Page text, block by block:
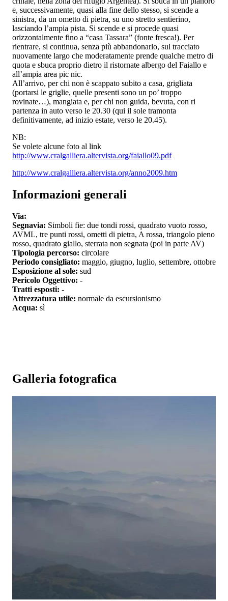
e, successivamente, quasi alla fine dello stesso, si scende a
sinistra, da un ometto di pietra, su uno stretto sentierino,
lasciando l’ampia pista. Si scende e si procede quasi
orizzontalmente fino a “casa Tassara” (fonte fresca!). Per
rientrare, si continua, senza più abbandonarlo, sul tracciato
nuovamente largo che moderatamente prende qualche metro di
quota e sbuca proprio dietro il ristornate albergo del Faiallo e
all’ampia area pic nic.
All’arrivo, per chi non è scappato subito a casa, grigliata
(portarsi le griglie, quelle presenti sono un po’ troppo
rovinate…), mangiata e, per chi non guida, bevuta, con ri
partenza in auto verso le 20.30 (qui il sole tramonta
definitivamente, ad inizio estate, verso le 20.45).
NB:
Se volete alcune foto al link
http://www.cralgalliera.altervista.org/faiallo09.pdf
http://www.cralgalliera.altervista.org/anno2009.htm
Informazioni generali
Via:
Segnavia: Simboli fie: due tondi rossi, quadrato vuoto rosso,
AVML, tre punti rossi, ometti di pietra, A rossa, triangolo pieno
rosso, quadrato giallo, sterrata non segnata (poi in parte AV)
Tipologia percorso: circolare
Periodo consigliato: maggio, giugno, luglio, settembre, ottobre
Esposizione al sole: sud
Pericolo Oggettivo: -
Tratti esposti: -
Attrezzatura utile: normale da escursionismo
Acqua: sì
Galleria fotografica